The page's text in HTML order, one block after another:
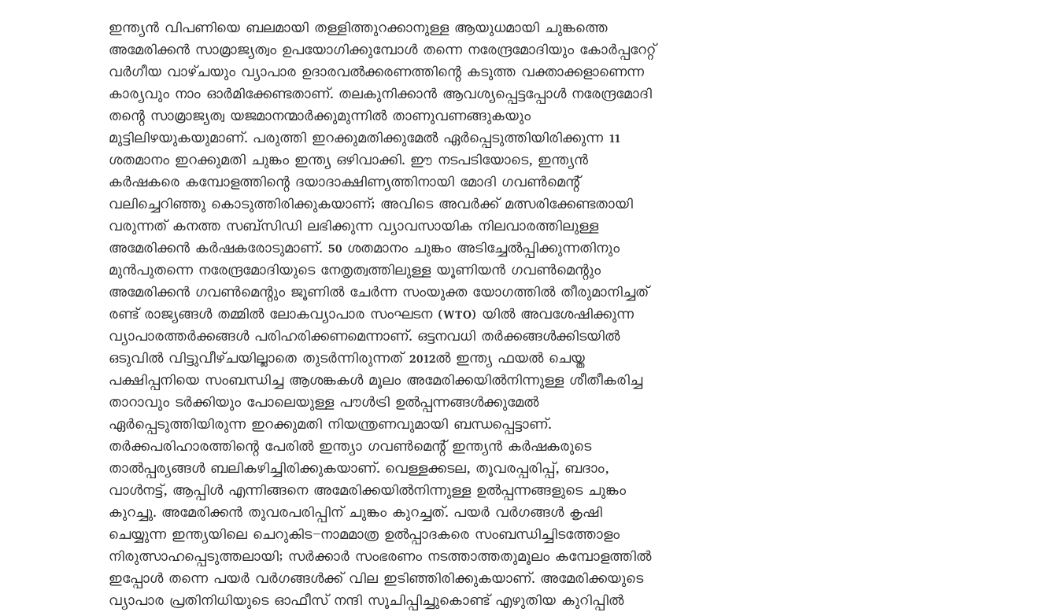
ഇന്ത്യൻ വിപണിയെ ബലമായി തള്ളിത്തുറക്കാനുള്ള ആയുധമായി ചുങ്കത്തെ
അമേരിക്കൻ സാമ്രാജ്യത്വം ഉപയോഗിക്കുമ്പോൾ തന്നെ നരേന്ദ്രമോദിയും കോർപ്പറേറ്റ്
വർഗീയ വാഴ്ചയും വ്യാപാര ഉദാരവൽക്കരണത്തിന്റെ കടുത്ത വക്താക്കളാണെന്ന
കാര്യവും നാം ഓർമിക്കേണ്ടതാണ്. തലകുനിക്കാൻ ആവശ്യപ്പെട്ടപ്പോൾ നരേന്ദ്രമോദി
തന്റെ സാമ്രാജ്യത്വ യജമാനന്മാർക്കുമുന്നിൽ താണുവണങ്ങുകയും
മുട്ടിലിഴയുകയുമാണ്. പരുത്തി ഇറക്കുമതിക്കുമേൽ ഏർപ്പെടുത്തിയിരിക്കുന്ന 11
ശതമാനം ഇറക്കുമതി ചുങ്കം ഇന്ത്യ ഒഴിവാക്കി. ഈ നടപടിയോടെ, ഇന്ത്യൻ
കർഷകരെ കമ്പോളത്തിന്റെ ദയാദാക്ഷിണ്യത്തിനായി മോദി ഗവൺമെന്റ്
വലിച്ചെറിഞ്ഞു കൊടുത്തിരിക്കുകയാണ്; അവിടെ അവർക്ക് മത്സരിക്കേണ്ടതായി
വരുന്നത് കനത്ത സബ്സിഡി ലഭിക്കുന്ന വ്യാവസായിക നിലവാരത്തിലുള്ള
അമേരിക്കൻ കർഷകരോടുമാണ്. 50 ശതമാനം ചുങ്കം അടിച്ചേൽപ്പിക്കുന്നതിനും
മുൻപുതന്നെ നരേന്ദ്രമോദിയുടെ നേതൃത്വത്തിലുള്ള യൂണിയൻ ഗവൺമെന്റും
അമേരിക്കൻ ഗവൺമെന്റും ജൂണിൽ ചേർന്ന സംയുക്ത യോഗത്തിൽ തീരുമാനിച്ചത്
രണ്ട് രാജ്യങ്ങൾ തമ്മിൽ ലോകവ്യാപാര സംഘടന (WTO) യിൽ അവശേഷിക്കുന്ന
വ്യാപാരത്തർക്കങ്ങൾ പരിഹരിക്കണമെന്നാണ്. ഒട്ടനവധി തർക്കങ്ങൾക്കിടയിൽ
ഒടുവിൽ വിട്ടുവീഴ്ചയില്ലാതെ തുടർന്നിരുന്നത് 2012ൽ ഇന്ത്യ ഫയൽ ചെയ്ത
പക്ഷിപ്പനിയെ സംബന്ധിച്ച ആശങ്കകൾ മൂലം അമേരിക്കയിൽനിന്നുള്ള ശീതീകരിച്ച
താറാവും ടർക്കിയും പോലെയുള്ള പൗൾട്രി ഉൽപ്പന്നങ്ങൾക്കുമേൽ
ഏർപ്പെടുത്തിയിരുന്ന ഇറക്കുമതി നിയന്ത്രണവുമായി ബന്ധപ്പെട്ടാണ്.
തർക്കപരിഹാരത്തിന്റെ പേരിൽ ഇന്ത്യാ ഗവൺമെന്റ് ഇന്ത്യൻ കർഷകരുടെ
താൽപ്പര്യങ്ങൾ ബലികഴിച്ചിരിക്കുകയാണ്. വെള്ളക്കടല, തൂവരപ്പരിപ്പ്, ബദാം,
വാൾനട്ട്, ആപ്പിൾ എന്നിങ്ങനെ അമേരിക്കയിൽനിന്നുള്ള ഉൽപ്പന്നങ്ങളുടെ ചുങ്കം
കുറച്ചു. അമേരിക്കൻ തുവരപരിപ്പിന് ചുങ്കം കുറച്ചത്. പയർ വർഗങ്ങൾ കൃഷി
ചെയ്യുന്ന ഇന്ത്യയിലെ ചെറുകിട–നാമമാത്ര ഉൽപ്പാദകരെ സംബന്ധിച്ചിടത്തോളം
നിരുത്സാഹപ്പെടുത്തലായി; സർക്കാർ സംഭരണം നടത്താത്തതുമൂലം കമ്പോളത്തിൽ
ഇപ്പോൾ തന്നെ പയർ വർഗങ്ങൾക്ക് വില ഇടിഞ്ഞിരിക്കുകയാണ്. അമേരിക്കയുടെ
വ്യാപാര പ്രതിനിധിയുടെ ഓഫീസ് നന്ദി സൂചിപ്പിച്ചുകൊണ്ട് എഴുതിയ കുറിപ്പിൽ